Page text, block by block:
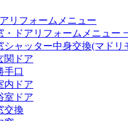
リフォームメニュー
・ドアリフォームメニュー
シャッター中身交換(マドリ
関ドア
手口
内ドア
室ドア
交換